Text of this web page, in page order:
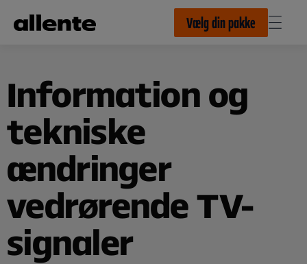
Vælg din pakke
Information og
tekniske
ændringer
vedrørende TV-
signaler